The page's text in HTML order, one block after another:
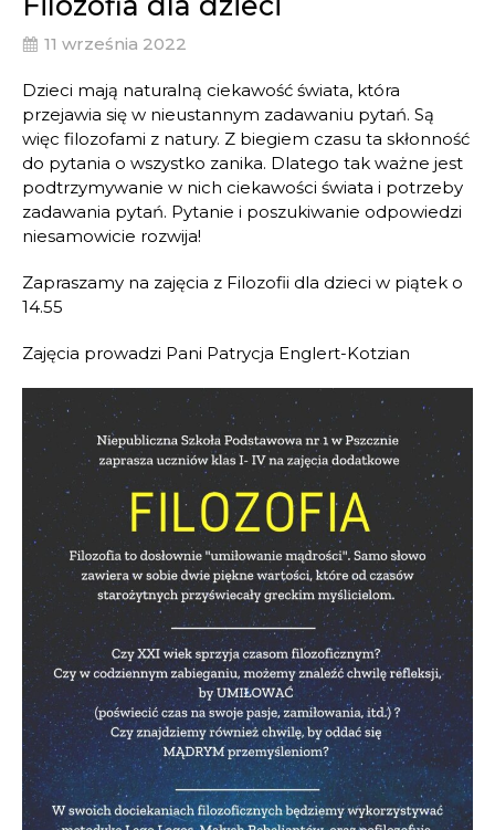
11 września 2022
Dzieci mają naturalną ciekawość świata, która
przejawia się w nieustannym zadawaniu pytań. Są
więc filozofami z natury. Z biegiem czasu ta skłonność
do pytania o wszystko zanika. Dlatego tak ważne jest
podtrzymywanie w nich ciekawości świata i potrzeby
zadawania pytań. Pytanie i poszukiwanie odpowiedzi
niesamowicie rozwija!
Zapraszamy na zajęcia z Filozofii dla dzieci w piątek o
14.55
Zajęcia prowadzi Pani Patrycja Englert-Kotzian